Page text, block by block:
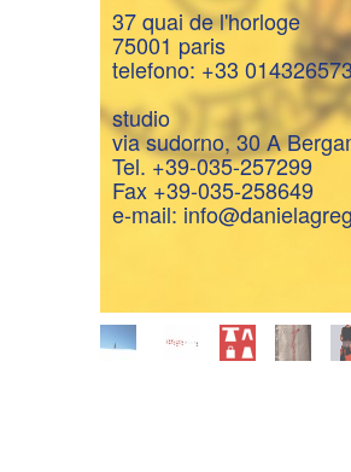
37 quai de l'horloge
75001 paris
telefono: +33
studio
via sudorno, 30 A
Tel. +39-035-257299
Fax +39-035-258649
e-mail: